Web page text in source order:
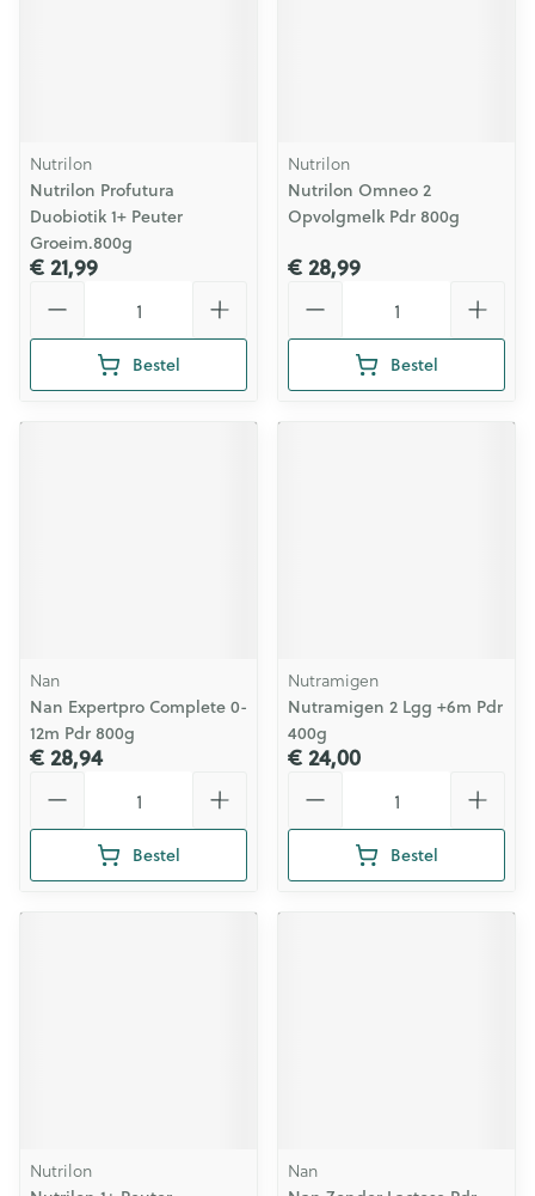
Nutrilon
Nutrilon Profutura
Duobiotik 1+ Peuter
Groeim.800g
€ 21,99
Bestel
Nutrilon
Nutrilon Omneo 2
Opvolgmelk Pdr 800g
€ 28,99
Bestel
Nan
Nan Expertpro Complete 0-
12m Pdr 800g
€ 28,94
Bestel
Nutramigen
Nutramigen 2 Lgg +6m Pdr
400g
€ 24,00
Bestel
Nutrilon Nan